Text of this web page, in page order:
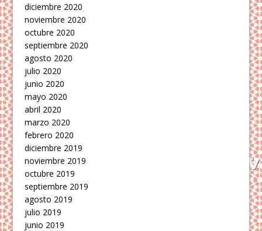
diciembre 2020
noviembre 2020
octubre 2020
septiembre 2020
agosto 2020
julio 2020
junio 2020
mayo 2020
abril 2020
marzo 2020
febrero 2020
diciembre 2019
noviembre 2019
octubre 2019
septiembre 2019
agosto 2019
julio 2019
junio 2019